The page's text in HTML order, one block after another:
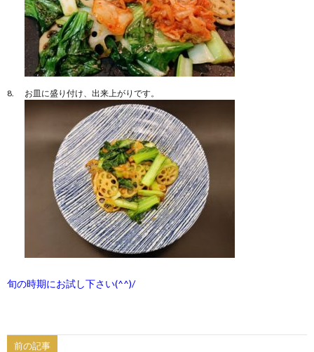
お皿に盛り付け、出来上がりです。
旬の時期にお試し下さい(^^)/
前の記事